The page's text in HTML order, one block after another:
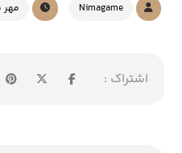
Nimagame مهر 5, 1402